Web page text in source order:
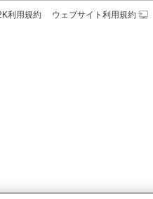
利用規約 ウェブサイト利用規約